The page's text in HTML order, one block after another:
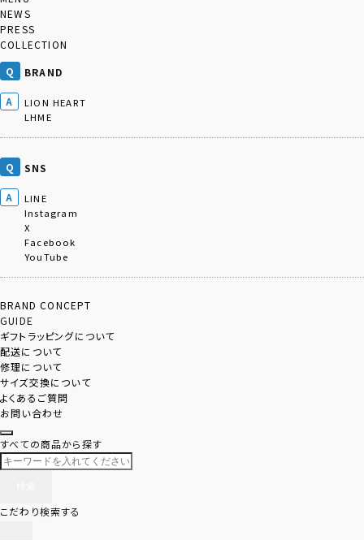
NEWS
PRESS
COLLECTION
BRAND
LION HEART
LHME
SNS
LINE
Instagram
X
Facebook
YouTube
BRAND CONCEPT
GUIDE
ギフトラッピングについて
配送について
修理について
サイズ交換について
よくあるご質問
お問い合わせ
すべての商品から探す
こだわり検索する